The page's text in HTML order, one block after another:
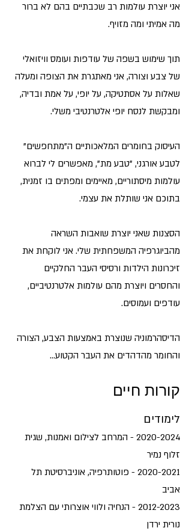
אני יוצרת עולמות רב שכבתיים בהם לא ברור
מה אמיתי ומה מזויף.
תוך שימוש בשפה של עודפות ועומס וויזואלי
של צבע וצורה, אני מאתגרת את הצופה ומעלה
שאלות על אסתטיקה, על יופי, על אמת ובדיה,
ומבקשת לנסח יופי אלטרנטיבי משלי.
העיסוק בחומרים המלאכותיים ה"מתחפשים"
לטבע אורגני, "טבע מת", מאפשרים לי לברוא
עולמות מיסתוריים, מאיימים ומפתים בו זמנית,
בתוכם אני שותלת את עצמי.
הסצנות שאני יוצרת שואבות השראה
מהביוגרפיה המשפחתית שלי. אני לוקחת את
זיכרונות הילדות ורסיסי העבר החלקיים
והחסרים ויוצרת מהם עולמות אלטרנטיביים,
עודפים ועמוסים.
הדיסהרמוניה שנוצרת באמצעות הצבע, הצורה
והחומר מהדהדים את העבר הקטוע...
קורות חיים
לימודים
2020-2024 - המרחב לצילום ואמנות, שגית
זלוף נמיר
2020-2021 - פוטותרפיה, אוניברסיטת תל
אביב
2012-2023 - הנחיה ולווי אוצרותי עם הצלמת
נורית ירדן